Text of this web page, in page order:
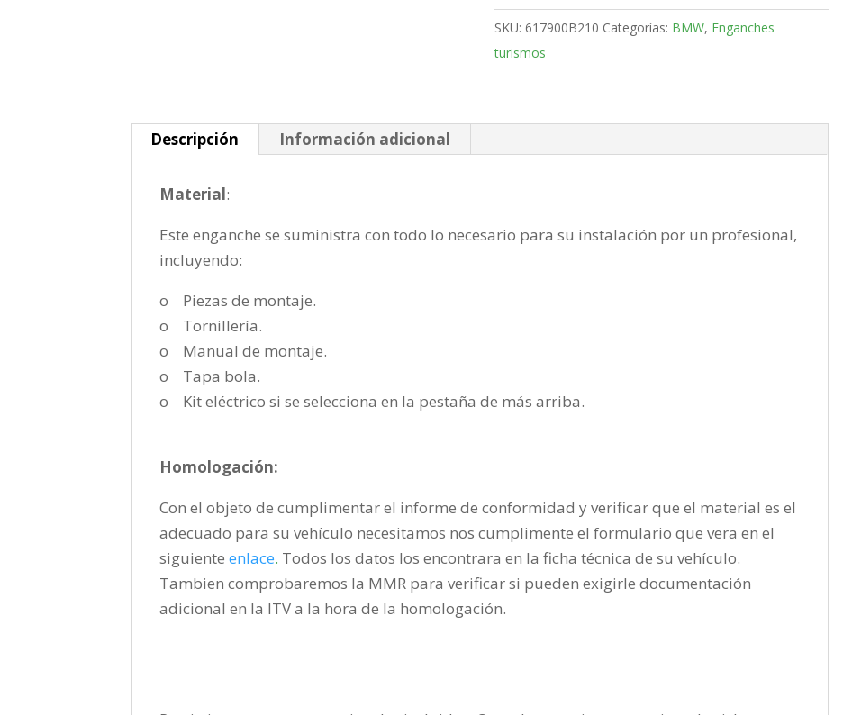
Bola
desmontable
vertical
SKU: 617900B210 Categorías: BMW, Enganches
turismos
Descripción Información adicional
Material:
Este enganche se suministra con todo lo necesario para su instalación por un profesional,
incluyendo:
o Piezas de montaje.
o Tornillería.
o Manual de montaje.
o Tapa bola.
o Kit eléctrico si se selecciona en la pestaña de más arriba.
Homologación:
Con el objeto de cumplimentar el informe de conformidad y verificar que el material es el
adecuado para su vehículo necesitamos nos cumplimente el formulario que vera en el
siguienteenlace. Todos los datos los encontrara en la ficha técnica de su vehículo.
Tambien comprobaremos la MMR para verificar si pueden exigirle documentación
adicional en la ITV a la hora de la homologación.